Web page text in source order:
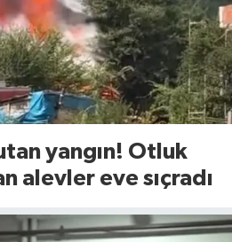
yangın! Otluk
alevler eve sıçradı